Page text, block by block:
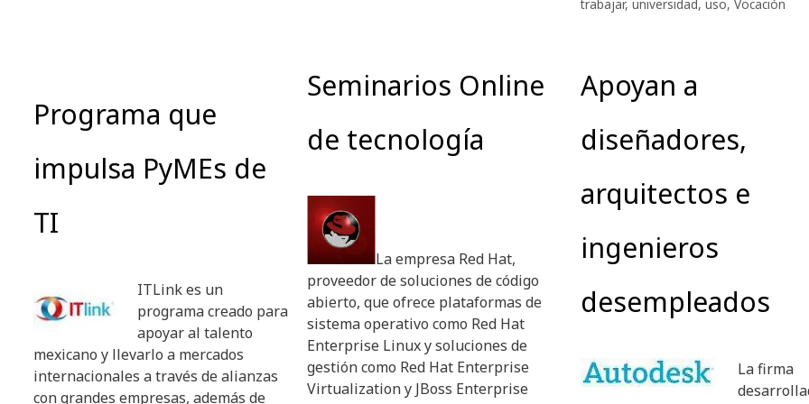
trabajar, universidad, uso, Vocación
Programa que
impulsa PyMEs de
TI
ITLink es un
programa creado para
apoyar al talento
mexicano y llevarlo a mercados
internacionales a través de alianzas
con grandes empresas, además de
Seminarios Online
de tecnología
La empresa Red Hat,
proveedor de soluciones de código
abierto, que ofrece plataformas de
sistema operativo como Red Hat
Enterprise Linux y soluciones de
gestión como Red Hat Enterprise
Virtualization y JBoss Enterprise
Apoyan a
diseñadores,
arquitectos e
ingenieros
desempleados
La firma